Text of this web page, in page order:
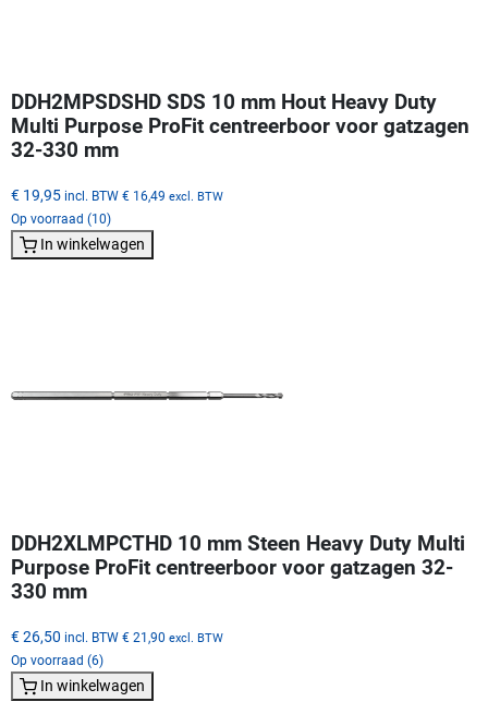
DDH2MPSDSHD SDS 10 mm Hout Heavy Duty
Multi Purpose ProFit centreerboor voor gatzagen
32-330 mm
€ 19,95 incl. BTW € 16,49 excl. BTW
Op voorraad (10)
In winkelwagen
DDH2XLMPCTHD 10 mm Steen Heavy Duty Multi
Purpose ProFit centreerboor voor gatzagen 32-
330 mm
€ 26,50 incl. BTW € 21,90 excl. BTW
Op voorraad (6)
In winkelwagen